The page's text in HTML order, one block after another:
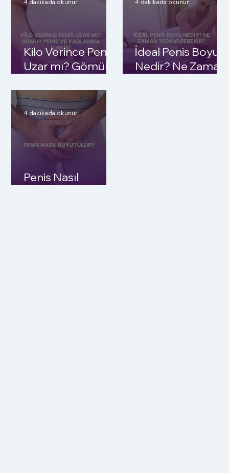
Kilo Verince Penis
Uzar mı? Gömük
Yağlanma İlişkisi
4 dakikada okunur
İdeal Penis Boyu
Nedir? Ne Zaman
4 dakikada okunur
Penis Nasıl
4 dakikada okunur